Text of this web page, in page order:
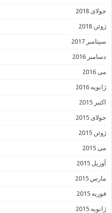
جولای 2018
ژوئن 2018
سپتامبر 2017
دسامبر 2016
می 2016
ژانویه 2016
اکتبر 2015
جولای 2015
ژوئن 2015
می 2015
آوریل 2015
مارس 2015
فوریه 2015
ژانویه 2015